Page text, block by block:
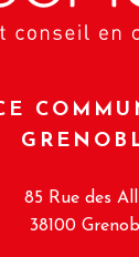
85 Rue des
38100